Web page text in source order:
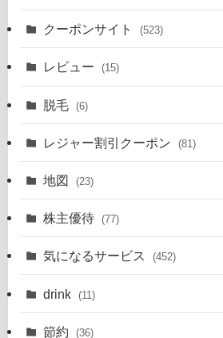
クーポンサイト (523)
レビュー (15)
脱毛 (6)
レジャー割引クーポン (81)
地図 (23)
株主優待 (77)
気になるサービス (452)
drink (11)
節約 (36)